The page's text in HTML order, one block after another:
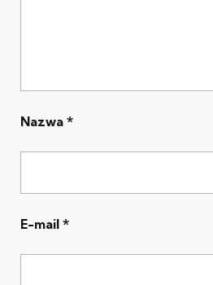
Nazwa *
E-mail *